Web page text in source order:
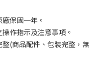
保固一年。
作指示及注意事項。
整(商品配件、包裝完整，無